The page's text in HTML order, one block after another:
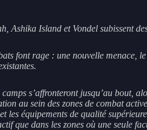
Ashika Island et Vondel subissent
font rage : une nouvelle menace,
camps s’affronteront jusqu’au bout,
au sein des zones de combat
les équipements de qualité
que dans les zones où une seule